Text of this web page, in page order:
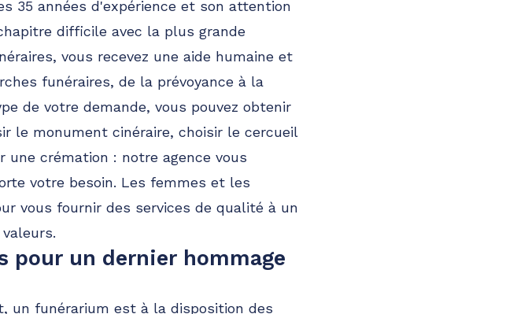
35 années d'expérience et son attention
difficile avec la plus grande
vous recevez une aide humaine et
funéraires, de la prévoyance à la
de votre demande, vous pouvez obtenir
le monument cinéraire, choisir le cercueil
une crémation : notre agence vous
votre besoin. Les femmes et les
vous fournir des services de qualité à un
pour un dernier hommage
un funérarium est à la disposition des